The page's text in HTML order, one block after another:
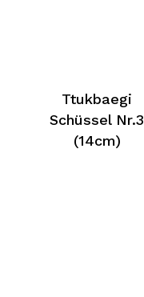
Ttukbaegi
Schüssel Nr.3
(14cm)